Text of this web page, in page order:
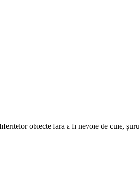
obiecte fără a fi nevoie de cuie,